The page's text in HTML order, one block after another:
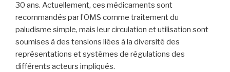
30 ans. Actuellement, ces médicaments sont
recommandés par l’OMS comme traitement du
paludisme simple, mais leur circulation et utilisation sont
soumises à des tensions liées à la diversité des
représentations et systèmes de régulations des
différents acteurs impliqués.